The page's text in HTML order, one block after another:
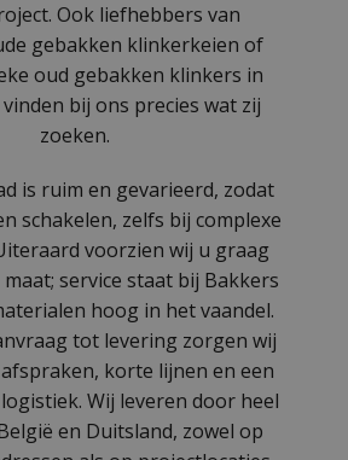
Ook liefhebbers van
gebakken klinkerkeien of
oud gebakken klinkers in
bij ons precies wat zij
zoeken.
is ruim en gevarieerd, zodat
schakelen, zelfs bij complexe
voorzien wij u graag
service staat bij Bakkers
hoog in het vaandel.
tot levering zorgen wij
korte lijnen en een
Wij leveren door heel
en Duitsland, zowel op